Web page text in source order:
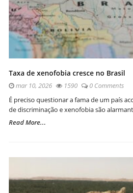
Taxa de xenofobia cresce no Brasil
mar 10, 2026 1590
0 Comments
É preciso questionar a fama de um país
de discriminação e xenofobia são
Read More...